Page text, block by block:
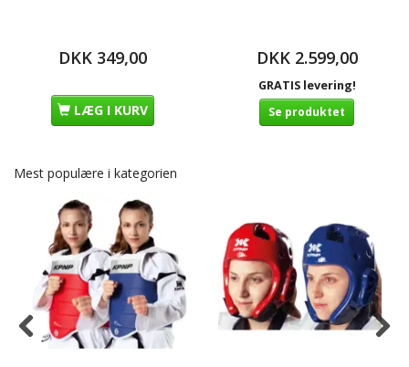
DKK 349,00
LÆG I KURV
DKK 2.599,00
GRATIS levering!
Se produktet
Mest populære i kategorien